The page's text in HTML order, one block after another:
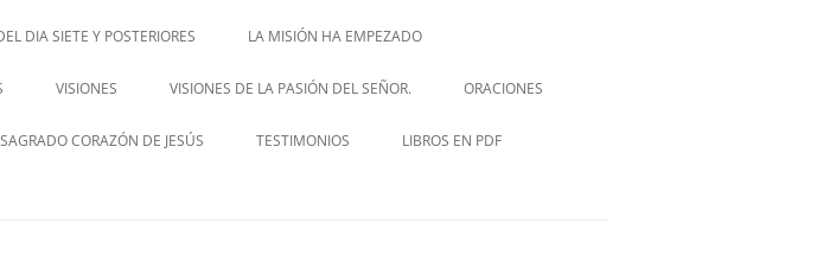
ISABEL’S BIOGRAPHY
DIA SIETE Y POSTERIORES LA MISIÓN HA EMPEZADO
– ENGLISH –
VISIONES
ENGLISH V
VISIONES DE LA PASIÓN DEL SEÑOR. ORACIONES
VIA CRUCIS
CORAZÓN DE JESÚS TESTIMONIOS LIBROS EN PDF